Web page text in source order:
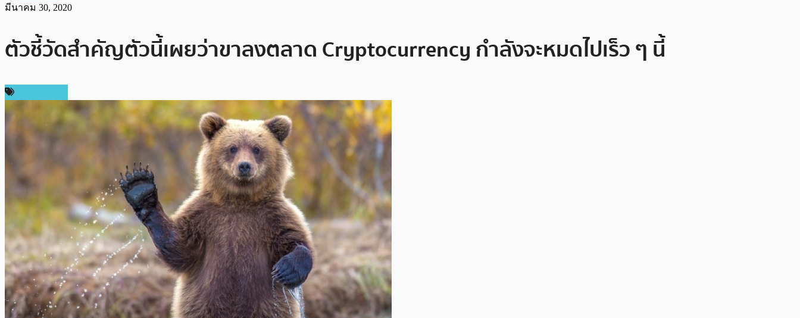
มีนาคม 30, 2020
ตัวชี้วัดสำคัญตัวนี้เผยว่าขาลงตลาด Cryptocurrency กำลังจะหมดไปเร็ว ๆ นี้